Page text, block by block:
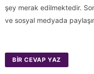
şey merak edilmektedir. Son
ve sosyal medyada
BIR CEVAP YAZ